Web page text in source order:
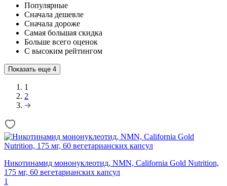
Популярные
Сначала дешевле
Сначала дороже
Самая большая скидка
Больше всего оценок
С высоким рейтингом
Показать еще 4
1
2
Никотинамид мононуклеотид, NMN, California Gold Nutrition,
175 мг, 60 вегетарианских капсул
1